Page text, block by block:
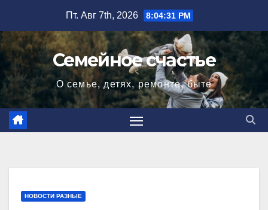
содержимому
Пт. Авг 7th, 2026 8:04:32 PM
Семейное счастье
О семье, детях, ремонте, быте
НОВОСТИ РАЗНЫЕ